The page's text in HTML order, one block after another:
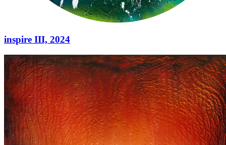
inspire III, 2024
inspire III,2024
Acryl auf Leinwand
210 cm